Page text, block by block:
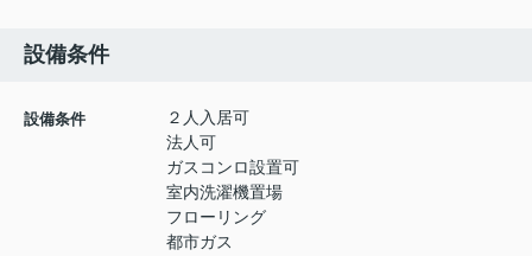
設備条件
設備条件
２人入居可
法人可
ガスコンロ設置可
室内洗濯機置場
フローリング
都市ガス